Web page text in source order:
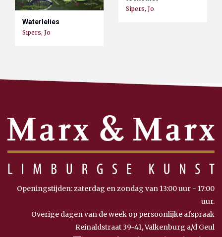
Sipers, Jo
Waterlelies
Sipers, Jo
Openingstijden: zaterdag en zondag van 13:00 uur - 17:00
uur.
Overige dagen van de week op persoonlijke afspraak
Reinaldstraat 39-41, Valkenburg a/d Geul